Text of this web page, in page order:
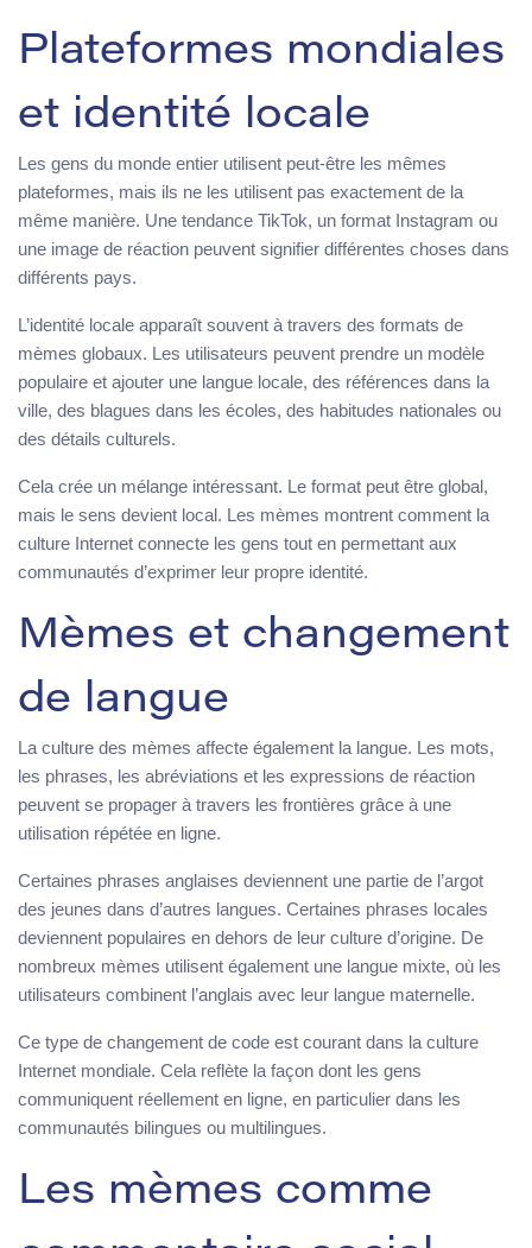
Plateformes mondiales
et identité locale
Les gens du monde entier utilisent peut-être les mêmes
plateformes, mais ils ne les utilisent pas exactement de la
même manière. Une tendance TikTok, un format Instagram ou
une image de réaction peuvent signifier différentes choses dans
différents pays.
L’identité locale apparaît souvent à travers des formats de
mèmes globaux. Les utilisateurs peuvent prendre un modèle
populaire et ajouter une langue locale, des références dans la
ville, des blagues dans les écoles, des habitudes nationales ou
des détails culturels.
Cela crée un mélange intéressant. Le format peut être global,
mais le sens devient local. Les mèmes montrent comment la
culture Internet connecte les gens tout en permettant aux
communautés d’exprimer leur propre identité.
Mèmes et changement
de langue
La culture des mèmes affecte également la langue. Les mots,
les phrases, les abréviations et les expressions de réaction
peuvent se propager à travers les frontières grâce à une
utilisation répétée en ligne.
Certaines phrases anglaises deviennent une partie de l’argot
des jeunes dans d’autres langues. Certaines phrases locales
deviennent populaires en dehors de leur culture d’origine. De
nombreux mèmes utilisent également une langue mixte, où les
utilisateurs combinent l’anglais avec leur langue maternelle.
Ce type de changement de code est courant dans la culture
Internet mondiale. Cela reflète la façon dont les gens
communiquent réellement en ligne, en particulier dans les
communautés bilingues ou multilingues.
Les mèmes comme